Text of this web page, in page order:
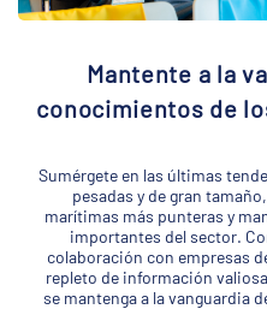
Mantente a la
conocimientos de
Sumérgete en las últimas
pesadas y de gran
marítimas más punteras y
importantes del sector.
colaboración con empresas
repleto de información
se mantenga a la vanguardia